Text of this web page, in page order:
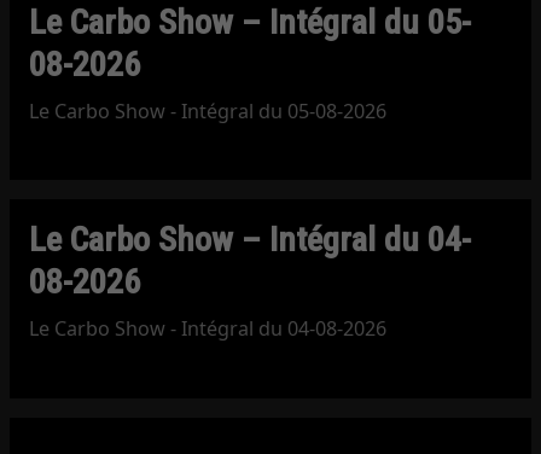
Le Carbo Show – Intégral du 05-
08-2026
Le Carbo Show - Intégral du 05-08-2026
Le Carbo Show – Intégral du 04-
08-2026
Le Carbo Show - Intégral du 04-08-2026